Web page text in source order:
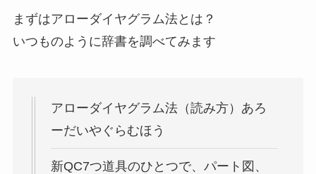
まずはアローダイヤグラム法とは？
いつものように辞書を調べてみます
アローダイヤグラム法（読み方）あろ
ーだいやぐらむほう
新QC7つ道具のひとつで、パート図、